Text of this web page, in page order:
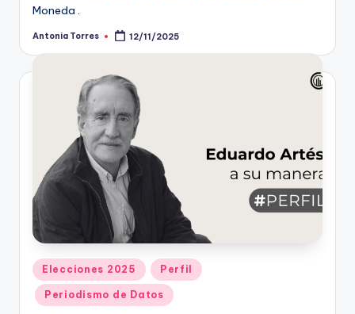
Moneda .
Publicado
Antonia Torres 12/11/2025
Publicado
en
Elecciones 2025 Perfil
Periodismo de Datos